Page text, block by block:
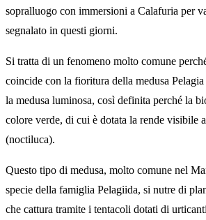
sopralluogo con immersioni a Calafuria per
segnalato in questi giorni.
Si tratta di un fenomeno molto comune
coincide con la fioritura della medusa
la medusa luminosa, così definita perché la
colore verde, di cui è dotata la rende visibile
(noctiluca).
Questo tipo di medusa, molto comune nel
specie della famiglia Pelagiida, si nutre di
che cattura tramite i tentacoli dotati di